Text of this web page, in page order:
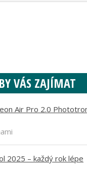
VÁS ZAJÍMAT
Air Pro 2.0
2025 – každý rok lépe